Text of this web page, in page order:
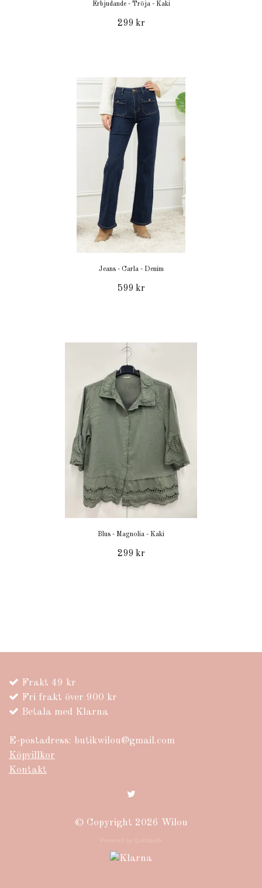
Erbjudande - Tröja - Kaki
299 kr
Jeans - Carla - Denim
599 kr
Blus - Magnolia - Kaki
299 kr
Frakt 49 kr
Fri frakt över 900 kr
Betala med Klarna
E-postadress: butikwilou@gmail.com
Köpvillkor
Kontakt
© Copyright 2026 Wilou
Powered by Quickbutik